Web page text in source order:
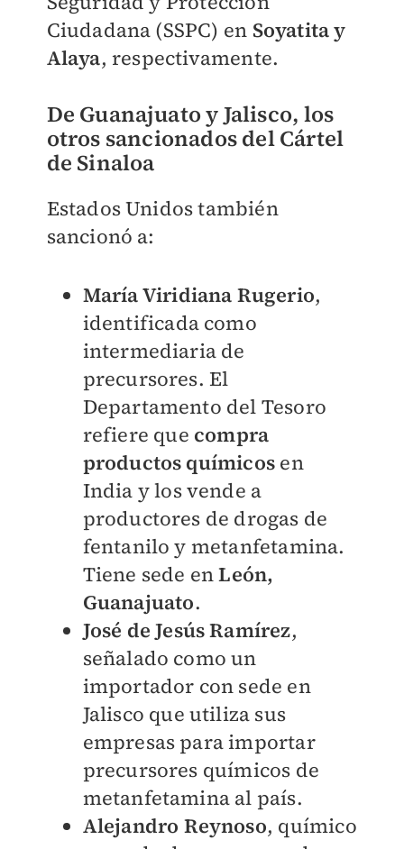
Ciudadana (SSPC) en Soyatita y
Alaya, respectivamente.
De Guanajuato y Jalisco, los
otros sancionados del Cártel
de Sinaloa
Estados Unidos también
sancionó a:
María Viridiana Rugerio,
identificada como
intermediaria de
precursores. El
Departamento del Tesoro
refiere que compra
productos químicos en
India y los vende a
productores de drogas de
fentanilo y metanfetamina.
Tiene sede enLeón,
Guanajuato.
José de Jesús Ramírez,
señalado como un
importador con sede en
Jalisco que utiliza sus
empresas para importar
precursores químicos de
metanfetamina al país.
Alejandro Reynoso, químico